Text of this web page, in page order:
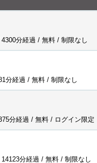
4300分経過 / 無料 / 制限なし
分経過 / 無料 / 制限なし
分経過 / 無料 / ログイン限定
14123分経過 / 無料 / 制限なし